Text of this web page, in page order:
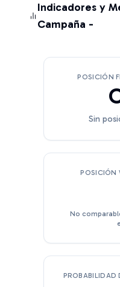
Indicadores y
Campaña -
POSICIÓN
Sin
POSICIÓN
No
PROBABILIDAD